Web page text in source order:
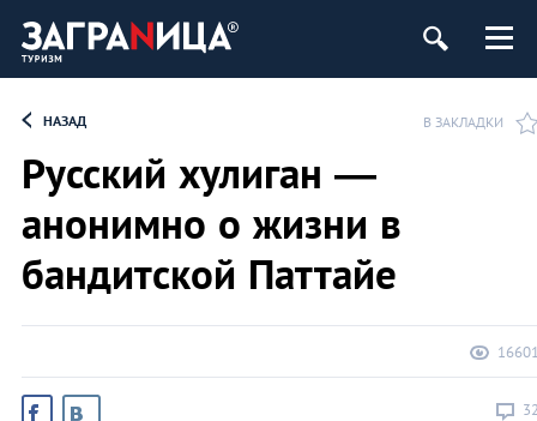
НАЗАД В ЗАКЛАДКИ
Русский хулиган —
анонимно о жизни в
бандитской Паттайе